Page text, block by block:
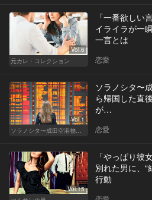
Vol.6
元カレ・コレクション
「一番欲し
イライラが一
一言とは
恋愛
Vol.1
ソラノシタ〜成田空港物語〜
ソラノシタ〜
ら帰国した直
が…
恋愛
Vol.15
「やっぱり
別れた男に、“
行動